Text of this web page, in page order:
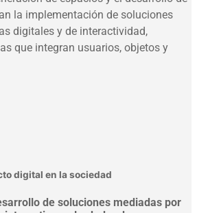
la implementación de soluciones
digitales y de interactividad,
que integran usuarios, objetos y
digital en la sociedad
de soluciones mediadas por